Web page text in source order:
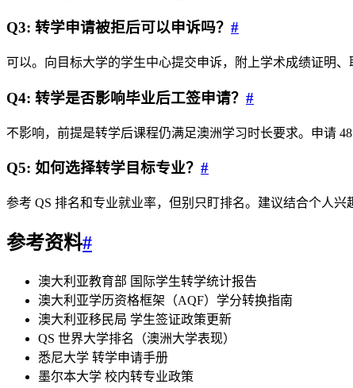
Q3: 转学申请被拒后可以申诉吗？ #
可以。向目标大学的学生中心提交申诉，附上学术成绩证明
Q4: 转学是否影响毕业后工签申请？ #
不影响，前提是转学后课程仍满足澳洲学习时长要求。申请
Q5: 如何选择转学目标专业？ #
参考 QS 排名和专业就业率，但别只盯排名。建议结合个人
参考资料#
澳大利亚教育部 国际学生转学统计报告
澳大利亚学历资格框架（AQF）学分转换指南
澳大利亚移民局 学生签证政策更新
QS 世界大学排名（澳洲大学表现）
悉尼大学 转学申请手册
墨尔本大学 校内转专业政策